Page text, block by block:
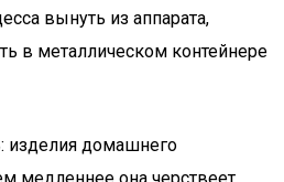
вынуть из аппарата,
в металлическом контейнере
изделия домашнего